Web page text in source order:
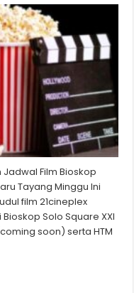
Jadwal Film Bioskop
Tayang Minggu Ini
film 21cineplex
Solo Square XXI
soon) serta HTM